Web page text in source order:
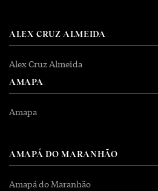
ALEX CRUZ ALMEIDA
Alex Cruz Almeida
AMAPA
Amapa
AMAPÁ DO MARANHÃO
Amapá do Maranhão